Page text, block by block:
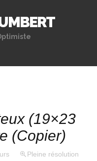
(19×23
(Copier)
Pleine résolution